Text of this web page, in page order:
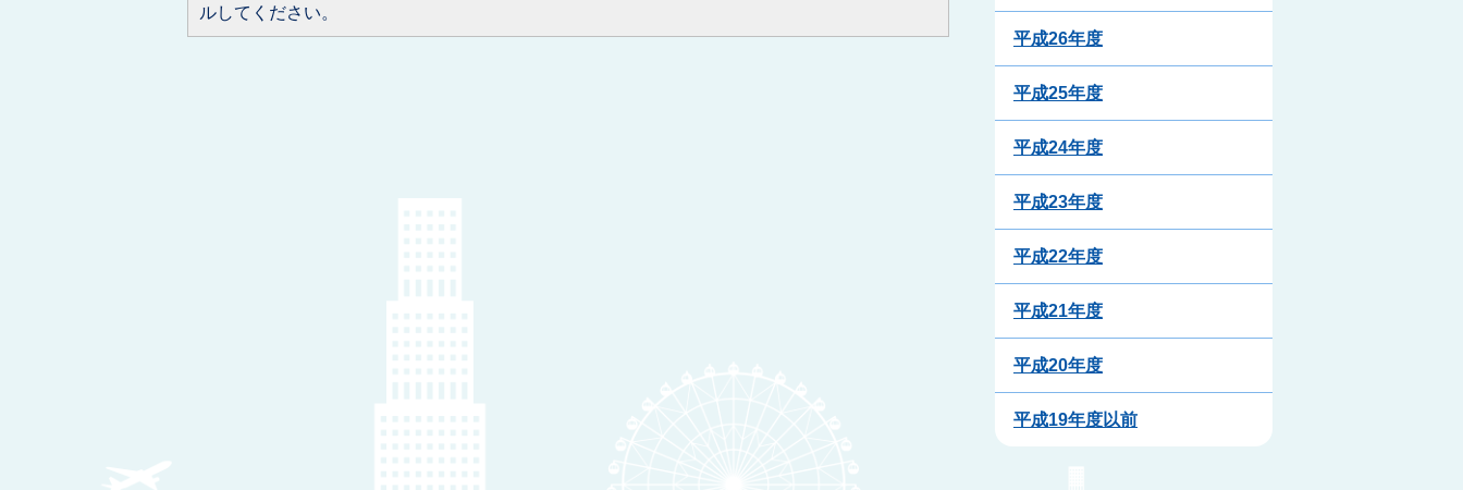
ルしてください。
平成26年度
平成25年度
平成24年度
平成23年度
平成22年度
平成21年度
平成20年度
平成19年度以前